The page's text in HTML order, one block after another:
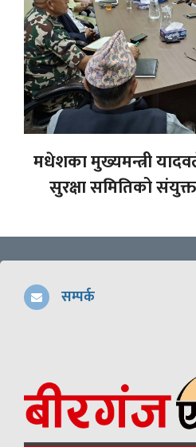
मधेशका मुख्यमन्त्री
सुरक्षा समितिको
सम्पर्क